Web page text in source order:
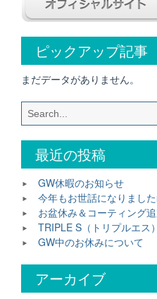
ピックアップ記事
まだデータがありません。
最近の投稿
GW休暇のお知らせ
今年もお世話になりまし
お盆休み＆コーティング
TRIPLE S（トリプルエス）
GW中のお休みについて
アーカイブ